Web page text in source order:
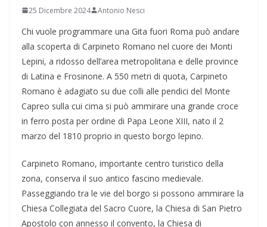
25 Dicembre 2024 Antonio Nesci
Chi vuole programmare una Gita fuori Roma può andare
alla scoperta di Carpineto Romano nel cuore dei Monti
Lepini, a ridosso dell’area metropolitana e delle province
di Latina e Frosinone. A 550 metri di quota, Carpineto
Romano è adagiato su due colli alle pendici del Monte
Capreo sulla cui cima si può ammirare una grande croce
in ferro posta per ordine di Papa Leone XIII, nato il 2
marzo del 1810 proprio in questo borgo lepino.
Carpineto Romano, importante centro turistico della
zona, conserva il suo antico fascino medievale.
Passeggiando tra le vie del borgo si possono ammirare la
Chiesa Collegiata del Sacro Cuore, la Chiesa di San Pietro
Apostolo con annesso il convento, la Chiesa di